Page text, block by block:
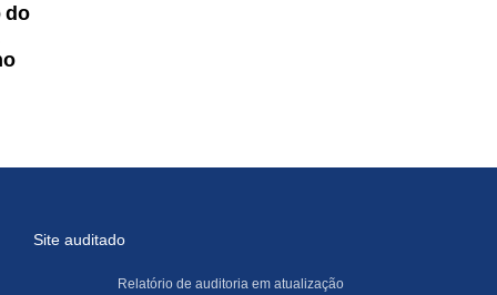
do
Site auditado
Relatório de auditoria em atualização